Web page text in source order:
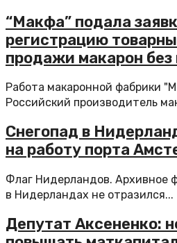
“Макфа” подала
регистрацию
продажи макарон без
Работа макаронной фабрики
Российский производитель
Снегопад в
на работу порта
Флаг Нидерландов. Архивное
в Нидерландах не отразился...
Депутат Аксененко: